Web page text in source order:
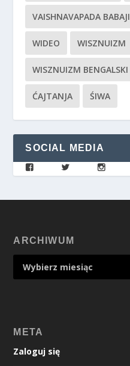
VAISHNAVAPADA BABAJI
WIDEO WISZNUIZM
WISZNUIZM BENGALSKI
ĆAJTANJA ŚIWA
SOCIAL MEDIA
ARCHIWUM
META
Zaloguj się